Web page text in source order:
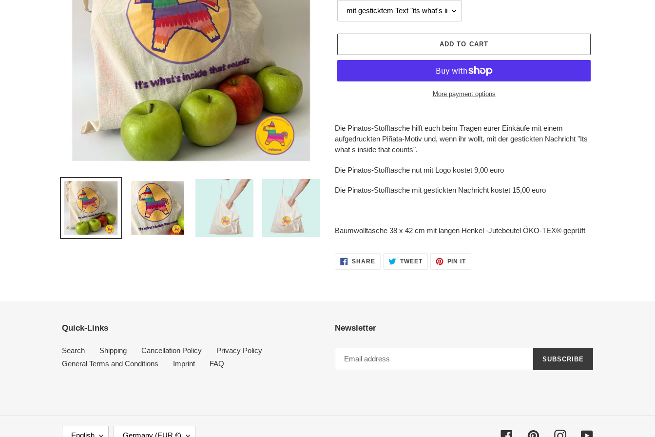
ADD TO CART
More payment options
product
your
Die Pinatos-Stofftasche hilft euch beim Tragen eurer Einkäufe mit einem
aufgedruckten Piñata-Motiv und, wenn ihr wollt, mit der gestickten Nachricht "Its
what s inside that counts".
Die Pinatos-Stofftasche nut mit Logo kostet 9,00 euro
Die Pinatos-Stofftasche mit gestickten Nachricht kostet 15,00 euro
Baumwolltasche 38 x 42 cm mit langen Henkel -Jutebeutel ÖKO-TEX® geprüft
SHARESHARE TWEETTWEET
PIN ITPIN
Quick-Links
Search Shipping Cancellation Policy
Privacy Policy
General Terms and Conditions
Imprint FAQ
Newsletter
SUBSCRIBE
FacebookPinterestInstagramYouTube